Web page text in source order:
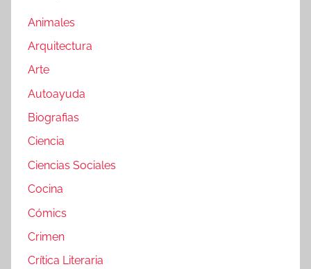
Animales
Arquitectura
Arte
Autoayuda
Biografias
Ciencia
Ciencias Sociales
Cocina
Cómics
Crimen
Crítica Literaria